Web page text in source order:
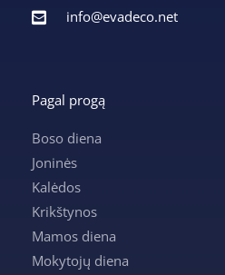
info@evadeco.net
Pagal progą
Boso diena
Joninės
Kalėdos
Krikštynos
Mamos diena
Mokytojų diena